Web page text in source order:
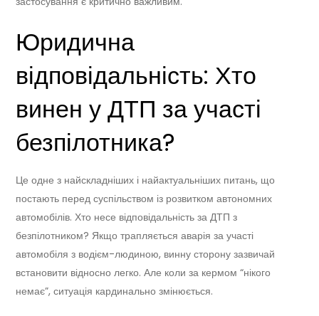
Юридична
відповідальність: Хто
винен у ДТП за участі
безпілотника?
Це одне з найскладніших і найактуальніших питань, що
постають перед суспільством із розвитком автономних
автомобілів. Хто несе відповідальність за ДТП з
безпілотником? Якщо трапляється аварія за участі
автомобіля з водієм-людиною, винну сторону зазвичай
встановити відносно легко. Але коли за кермом “нікого
немає”, ситуація кардинально змінюється.